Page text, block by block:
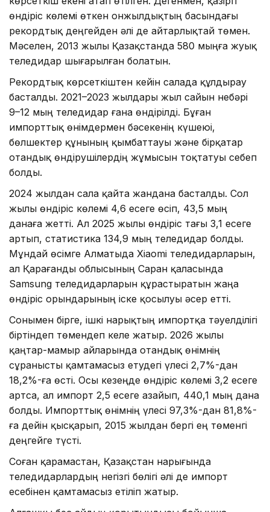
өндіріс көлемі өткен онжылдықтың басындағы
рекордтық деңгейден әлі де айтарлықтай төмен.
Мәселен, 2013 жылы Қазақстанда 580 мыңға жуық
теледидар шығарылған болатын.
Рекордтық көрсеткіштен кейін салада құлдырау
басталды. 2021–2023 жылдары жыл сайын небәрі
9–12 мың теледидар ғана өндірілді. Бұған
импорттық өнімдермен бәсекенің күшеюі,
бөлшектер құнының қымбаттауы және бірқатар
отандық өндірушілердің жұмысын тоқтатуы себеп
болды.
2024 жылдан сала қайта жандана басталды. Сол
жылы өндіріс көлемі 4,6 есеге өсіп, 43,5 мың
данаға жетті. Ал 2025 жылы өндіріс тағы 3,1 есеге
артып, статистика 134,9 мың теледидар болды.
Мұндай өсімге Алматыда Xiaomi теледидарларын,
ал Қарағанды облысының Саран қаласында
Samsung теледидарларын құрастыратын жаңа
өндіріс орындарының іске қосылуы әсер етті.
Сонымен бірге, ішкі нарықтың импортқа тәуелділігі
біртіндеп төмендеп келе жатыр. 2026 жылы
қаңтар-мамыр айларында отандық өнімнің
сұранысты қамтамасыз етудегі үлесі 2,7%-дан
18,2%-ға өсті. Осы кезеңде өндіріс көлемі 3,2 есеге
артса, ал импорт 2,5 есеге азайып, 440,1 мың дана
болды. Импорттық өнімнің үлесі 97,3%-дан 81,8%-
ға дейін қысқарып, 2015 жылдан бергі ең төменгі
деңгейге түсті.
Соған қарамастан, Қазақстан нарығында
теледидарлардың негізгі бөлігі әлі де импорт
есебінен қамтамасыз етіліп жатыр.